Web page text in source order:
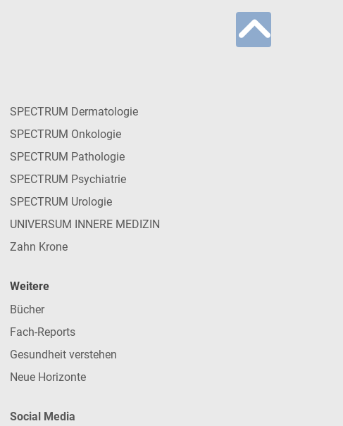
SPECTRUM Dermatologie
SPECTRUM Onkologie
SPECTRUM Pathologie
SPECTRUM Psychiatrie
SPECTRUM Urologie
UNIVERSUM INNERE MEDIZIN
Zahn Krone
Weitere
Bücher
Fach-Reports
Gesundheit verstehen
Neue Horizonte
Social Media